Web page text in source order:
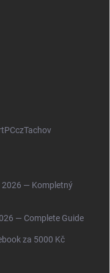
2026 — Kompletný
— Complete Guide
za 5000 Kč